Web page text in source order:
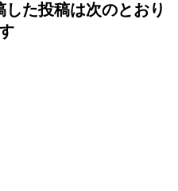
た投稿は次のとおり